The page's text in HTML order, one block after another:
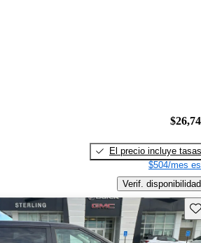
El precio incluye tasas
$504/mes
Verif. disponibilidad